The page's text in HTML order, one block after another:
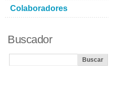
Colaboradores
Buscador